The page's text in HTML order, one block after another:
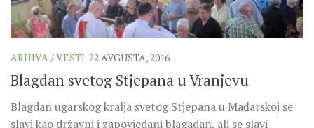
KOORDINACIONA GRUPA
RADNE GRUPE SINODE
SINODSKI VESNIK
ZAŠTITA MALOLJETNIKA
ARHIVA/VESTI 22 AVGUSTA, 2016
Blagdan svetog Stjepana u Vranjevu
Blagdan ugarskog kralja svetog Stjepana u Mađarskoj se
slavi kao državni i zapovjedani blagadan, ali se slavi